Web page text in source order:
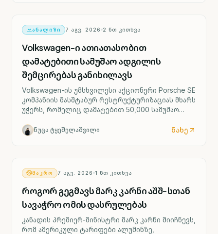
ᲐᲜᲐᲚᲘᲖᲘ 7 ᲐᲒᲕ. 2026 2 ᲬᲗ ᲙᲘᲗᲮᲕᲐ
Volkswagen-ი ათიათასობით
დამატებითი სამუშაო ადგილის
შემცირებას განიხილავს
Volkswagen-ის უმსხვილესი აქციონერი Porsche SE
კომპანიის მასშტაბურ რესტრუქტურიზაციას მხარს
უჭერს, რომელიც დამატებით 50,000 სამუშაო
ქარხნის შესაძლო დახურვას ითვალისწინებს.
ნუცა ტყეშელაშვილი ნახე
ᲛᲐᲙᲠᲝ 7 ᲐᲒᲕ. 2026 1 ᲬᲗ ᲙᲘᲗᲮᲕᲐ
როგორ გეგმავს მარკ კარნი აშშ-სთან
სავაჭრო ომის დასრულებას
კანადის პრემიერ-მინისტრი მარკ კარნი მიიჩნევს,
რომ ამერიკული ტარიფები ალუმინზე,